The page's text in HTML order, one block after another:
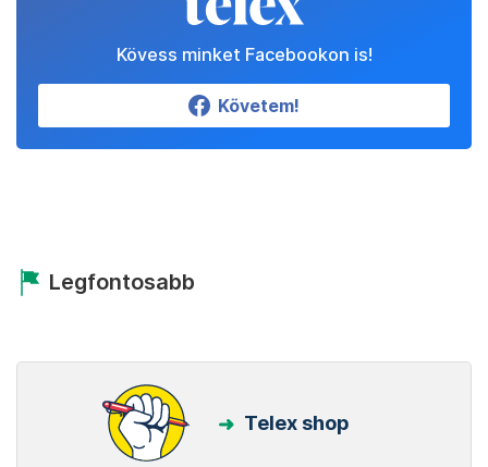
Kövess minket Facebookon is!
Követem!
Legfontosabb
Telex shop